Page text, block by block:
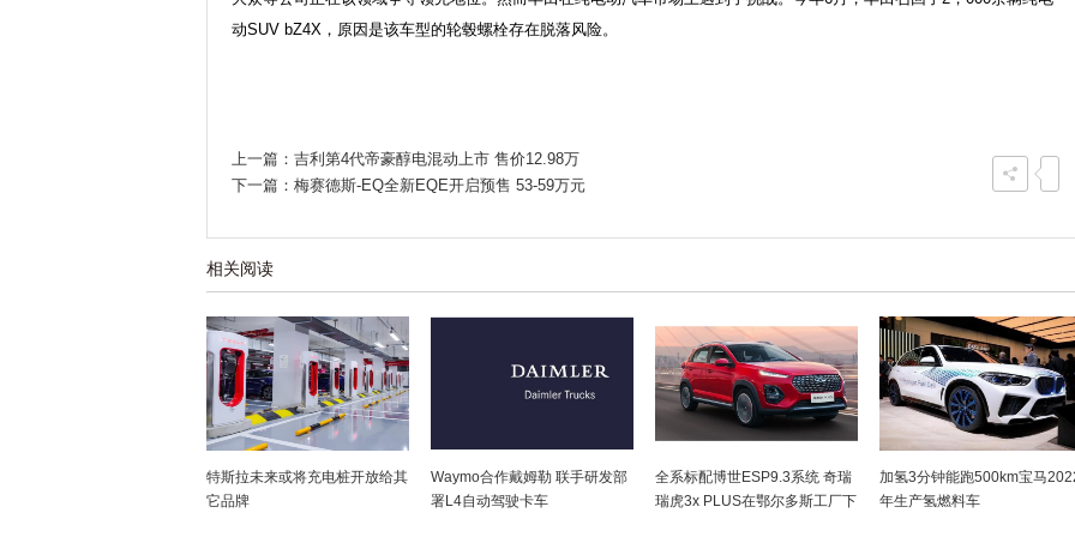
动SUV bZ4X，原因是该车型的轮毂螺栓存在脱落风险。
上一篇：吉利第4代帝豪醇电混动上市 售价12.98万
下一篇：梅赛德斯-EQ全新EQE开启预售 53-59万元
相关阅读
特斯拉未来或将充电桩开放给其
它品牌
Waymo合作戴姆勒 联手研发部
署L4自动驾驶卡车
全系标配博世ESP9.3系统 奇瑞
瑞虎3x PLUS在鄂尔多斯工厂下
加氢3分钟能跑500km宝马
年生产氢燃料车